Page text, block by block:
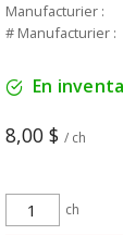
Manufacturier :
# Manufacturier :
En
8,00 $ / ch
ch